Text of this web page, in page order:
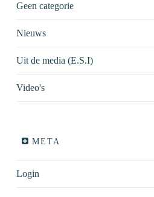
Geen categorie
Nieuws
Uit de media (E.S.I)
Video's
META
Login